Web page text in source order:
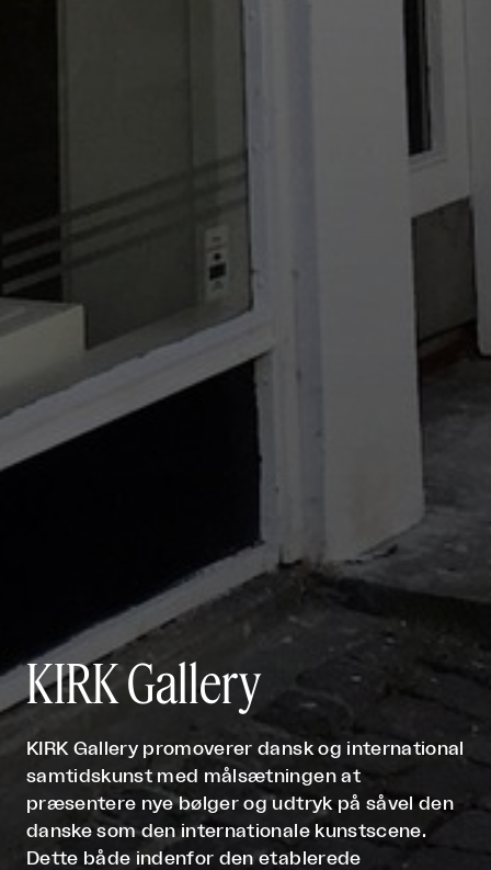
KIRK Gallery
KIRK Gallery promoverer dansk og international
samtidskunst med målsætningen at
præsentere nye bølger og udtryk på såvel den
danske som den internationale kunstscene.
Dette både indenfor den etablerede